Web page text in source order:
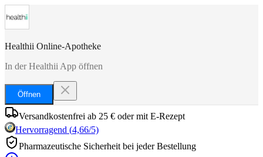
Healthii Online-Apotheke
In der Healthii App öffnen
Öffnen
Versandkostenfrei ab 25 € oder mit E-Rezept
Hervorragend (4,66/5)
Pharmazeutische Sicherheit bei jeder Bestellung